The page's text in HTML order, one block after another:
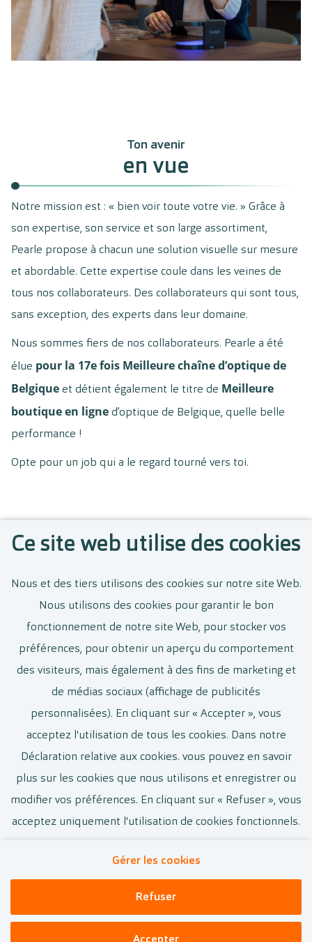
Ce site web utilise des cookies
Nous et des tiers utilisons des cookies sur notre site Web.
Nous utilisons des cookies pour garantir le bon
fonctionnement de notre site Web, pour stocker vos
préférences, pour obtenir un aperçu du comportement
des visiteurs, mais également à des fins de marketing et
de médias sociaux (affichage de publicités
personnalisées). En cliquant sur « Accepter », vous
acceptez l'utilisation de tous les cookies. Dans notre
Déclaration relative aux cookies. vous pouvez en savoir
plus sur les cookies que nous utilisons et enregistrer ou
modifier vos préférences. En cliquant sur « Refuser », vous
acceptez uniquement l'utilisation de cookies fonctionnels.
Gérer les cookies
Refuser
Accepter
Ton avenir
en vue
Notre mission est : « bien voir toute votre vie. » Grâce à
son expertise, son service et son large assortiment,
Pearle propose à chacun une solution visuelle sur mesure
et abordable. Cette expertise coule dans les veines de
tous nos collaborateurs. Des collaborateurs qui sont tous,
sans exception, des experts dans leur domaine.
Nous sommes fiers de nos collaborateurs. Pearle a été
élue pour la 17e fois Meilleure chaîne d’optique de
Belgique et détient également le titre de Meilleure
boutique en ligne d’optique de Belgique, quelle belle
performance !
Opte pour un job qui a le regard tourné vers toi.
Voir plus d’offres d’emploi
Gérant(e) indépendant(e)
Rocourt
Voir le poste vacant
Cookies
Pearle.Be